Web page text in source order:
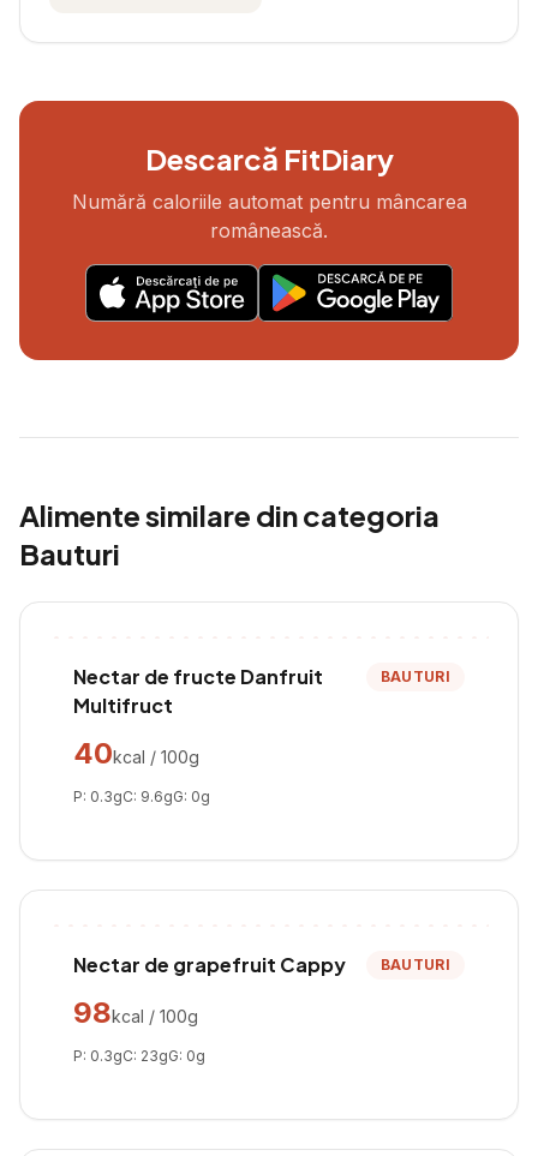
Descarcă FitDiary
Numără caloriile automat pentru mâncarea
românească.
Alimente similare din categoria
Bauturi
Nectar de fructe Danfruit
Multifruct
BAUTURI
40kcal / 100g
P: 0.3gC: 9.6gG: 0g
Nectar de grapefruit Cappy BAUTURI
98kcal / 100g
P: 0.3gC: 23gG: 0g